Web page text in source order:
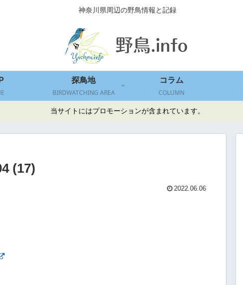
神奈川県周辺の野鳥情報と記録
探鳥地
BIRDWATCHING AREA
コラム
COLUMN
当サイトにはプロモーションが含まれています。
(17)
2022.06.06